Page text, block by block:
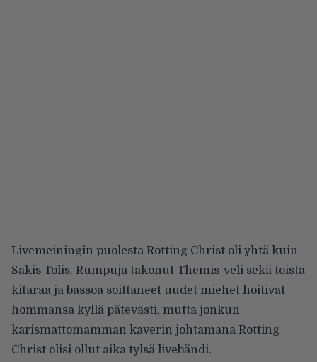
Livemeiningin puolesta Rotting Christ oli yhtä kuin
Sakis Tolis. Rumpuja takonut Themis-veli sekä toista
kitaraa ja bassoa soittaneet uudet miehet hoitivat
hommansa kyllä pätevästi, mutta jonkun
karismattomamman kaverin johtamana Rotting
Christ olisi ollut aika tylsä livebändi.